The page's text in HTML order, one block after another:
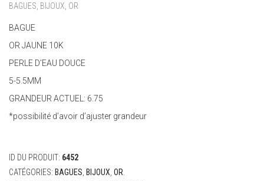
BAGUES BIJOUX OR
BAGUE
OR JAUNE 10K
PERLE D’EAU DOUCE
5-5.5MM
GRANDEUR ACTUEL: 6.75
*possibilité d’avoir d’ajuster grandeur
ID DU PRODUIT: 6452
CATÉGORIES: BAGUES BIJOUX OR